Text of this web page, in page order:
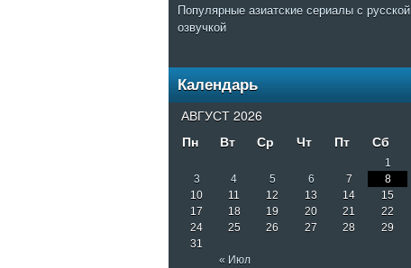
Популярные азиатские сериалы с русской
озвучкой
Календарь
АВГУСТ 2026
Пн
Вт Ср Чт Пт Сб
« Июл
1
3
4 5 6 7 8
10
11 12 13 14 15
17
18 19 20 21 22
24
25 26 27 28 29
31